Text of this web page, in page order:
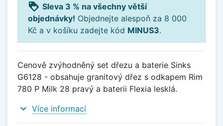
loyalty Sleva 3 % na všechny větší
objednávky! Objednejte alespoň za 8 000
Kč a v košíku zadejte kód MINUS3.
Cenově zvýhodněný set dřezu a baterie Sinks
G6128 - obsahuje granitový dřez s odkapem Rim
780 P Milk 28 pravý a baterii Flexia lesklá.
expand_more Více informací